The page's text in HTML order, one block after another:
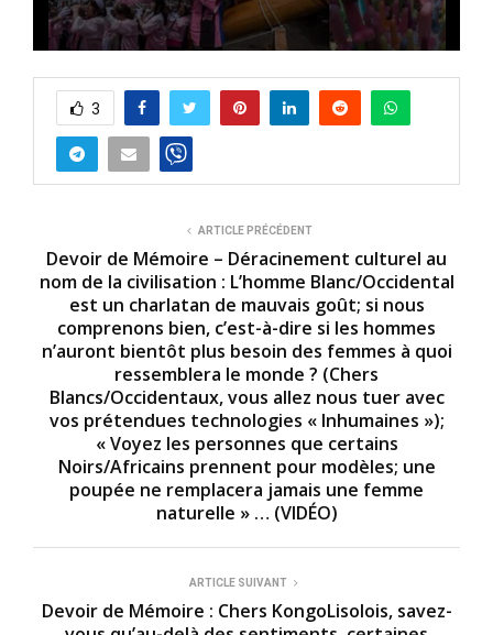
s
s
n
3
ARTICLE PRÉCÉDENT
Devoir de Mémoire – Déracinement culturel au
nom de la civilisation : L’homme Blanc/Occidental
est un charlatan de mauvais goût; si nous
comprenons bien, c’est-à-dire si les hommes
n’auront bientôt plus besoin des femmes à quoi
ressemblera le monde ? (Chers
Blancs/Occidentaux, vous allez nous tuer avec
vos prétendues technologies « Inhumaines »);
« Voyez les personnes que certains
Noirs/Africains prennent pour modèles; une
poupée ne remplacera jamais une femme
naturelle » … (VIDÉO)
ARTICLE SUIVANT
Devoir de Mémoire : Chers KongoLisolois, savez-